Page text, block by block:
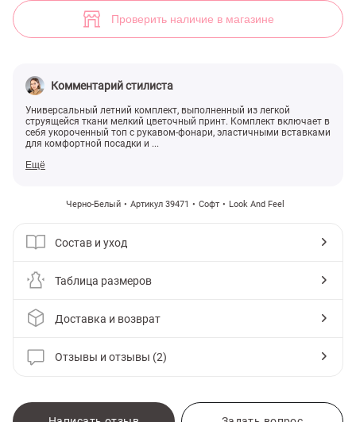
Проверить наличие в магазине
Комментарий стилиста
Универсальный летний комплект, выполненный из легкой
струящейся ткани мелкий цветочный принт. Комплект включает в
себя укороченный топ с рукавом-фонари, эластичными вставками
для комфортной посадки и ...
Ещё
Черно-Белый Артикул 39471 Софт Look And Feel
Состав и уход
Таблица размеров
Доставка и возврат
Отзывы и отзывы (2)
(арт. 39471) ♡ интернет-магазин Gepur